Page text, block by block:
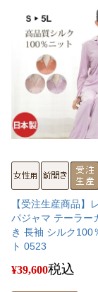
【受注生産商品】
パジャマ テーラー
き 長袖 シルク100
ト 0523
¥39,600税込